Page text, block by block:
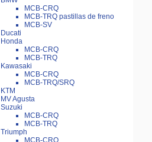
MCB-CRQ
MCB-TRQ pastillas de freno
MCB-SV
Ducati
Honda
MCB-CRQ
MCB-TRQ
Kawasaki
MCB-CRQ
MCB-TRQ/SRQ
KTM
MV Agusta
Suzuki
MCB-CRQ
MCB-TRQ
Triumph
MCB-CRQ